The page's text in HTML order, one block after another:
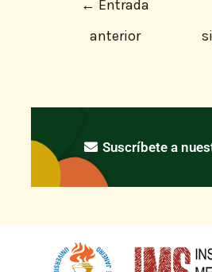
← Entrada
anterior
Suscríbete a